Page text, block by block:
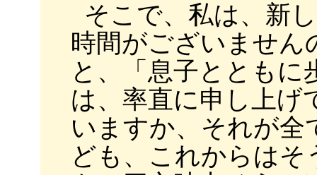
そこで、私は、新
時間がございません
と、「息子とともに
は、率直に申し上げ
いますか、それが
ども、これからは